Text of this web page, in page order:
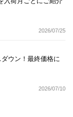
2026/07/25
ウン！最終価格に
2026/07/10